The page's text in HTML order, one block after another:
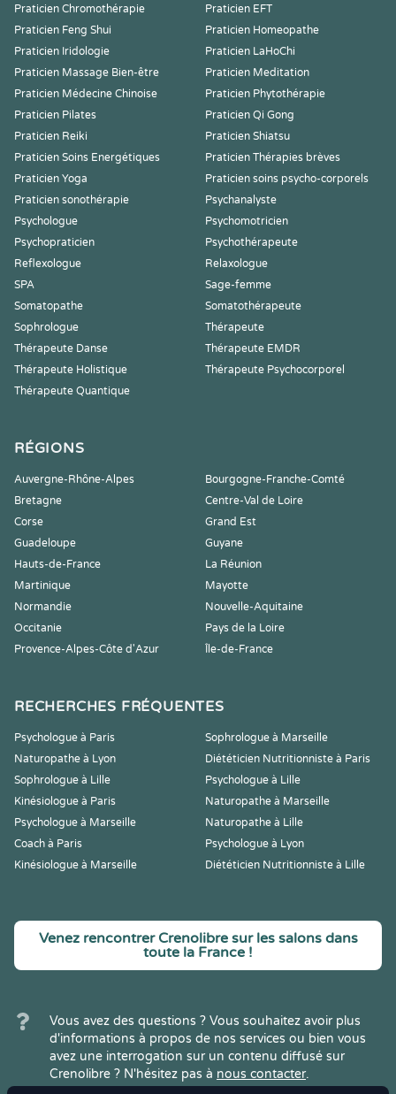
Praticien Chromothérapie
Praticien EFT
Praticien Feng Shui
Praticien Homeopathe
Praticien Iridologie
Praticien LaHoChi
Praticien Massage Bien-être
Praticien Meditation
Praticien Médecine Chinoise
Praticien Phytothérapie
Praticien Pilates
Praticien Qi Gong
Praticien Reiki
Praticien Shiatsu
Praticien Soins Energétiques
Praticien Thérapies brèves
Praticien Yoga
Praticien soins psycho-corporels
Praticien sonothérapie
Psychanalyste
Psychologue
Psychomotricien
Psychopraticien
Psychothérapeute
Reflexologue
Relaxologue
SPA
Sage-femme
Somatopathe
Somatothérapeute
Sophrologue
Thérapeute
Thérapeute Danse
Thérapeute EMDR
Thérapeute Holistique
Thérapeute Psychocorporel
Thérapeute Quantique
RÉGIONS
Auvergne-Rhône-Alpes
Bourgogne-Franche-Comté
Bretagne
Centre-Val de Loire
Corse
Grand Est
Guadeloupe
Guyane
Hauts-de-France
La Réunion
Martinique
Mayotte
Normandie
Nouvelle-Aquitaine
Occitanie
Pays de la Loire
Provence-Alpes-Côte d'Azur
Île-de-France
RECHERCHES FRÉQUENTES
Psychologue à Paris
Sophrologue à Marseille
Naturopathe à Lyon
Diététicien Nutritionniste à Paris
Sophrologue à Lille
Psychologue à Lille
Kinésiologue à Paris
Naturopathe à Marseille
Psychologue à Marseille
Naturopathe à Lille
Coach à Paris
Psychologue à Lyon
Kinésiologue à Marseille
Diététicien Nutritionniste à Lille
Venez rencontrer Crenolibre sur les salons dans
toute la France !
Vous avez des questions ? Vous souhaitez avoir plus
d'informations à propos de nos services ou bien vous
avez une interrogation sur un contenu diffusé sur
Crenolibre ? N'hésitez pas à nous contacter.